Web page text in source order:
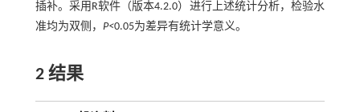
插补。采用R软件（版本4.2.0）进行上述统计分析，检验水
准均为双侧， P<0.05为差异有统计学意义。
2 结果